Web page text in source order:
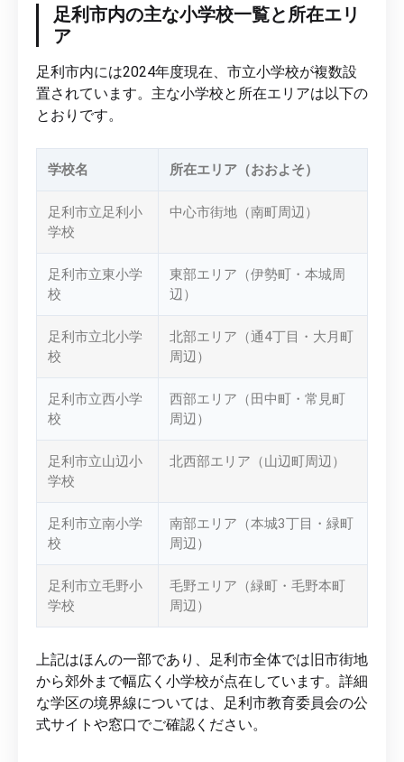
足利市内の主な小学校一覧と所在エリ
ア
足利市内には2024年度現在、市立小学校が複数設
置されています。主な小学校と所在エリアは以下の
とおりです。
学校名 所在エリア（おおよそ）
足利市立足利小
学校
中心市街地（南町周辺）
足利市立東小学
校
東部エリア（伊勢町・本城周
辺）
足利市立北小学
校
北部エリア（通4丁目・大月町
周辺）
足利市立西小学
校
西部エリア（田中町・常見町
周辺）
足利市立山辺小
学校
北西部エリア（山辺町周辺）
足利市立南小学
校
南部エリア（本城3丁目・緑町
周辺）
足利市立毛野小
学校
毛野エリア（緑町・毛野本町
周辺）
上記はほんの一部であり、足利市全体では旧市街地
から郊外まで幅広く小学校が点在しています。詳細
な学区の境界線については、足利市教育委員会の公
式サイトや窓口でご確認ください。